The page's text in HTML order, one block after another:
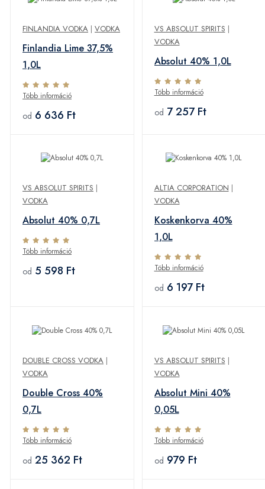
FINLANDIA VODKA | VODKA
Finlandia Lime 37,5%
1,0L
Több információ
od 6 636 Ft
VS ABSOLUT SPIRITS |
VODKA
Absolut 40% 1,0L
Több információ
od 7 257 Ft
VS ABSOLUT SPIRITS |
VODKA
Absolut 40% 0,7L
Több információ
od 5 598 Ft
ALTIA CORPORATION |
VODKA
Koskenkorva 40%
1,0L
Több információ
od 6 197 Ft
DOUBLE CROSS VODKA |
VODKA
Double Cross 40%
0,7L
Több információ
od 25 362 Ft
VS ABSOLUT SPIRITS |
VODKA
Absolut Mini 40%
0,05L
Több információ
od 979 Ft